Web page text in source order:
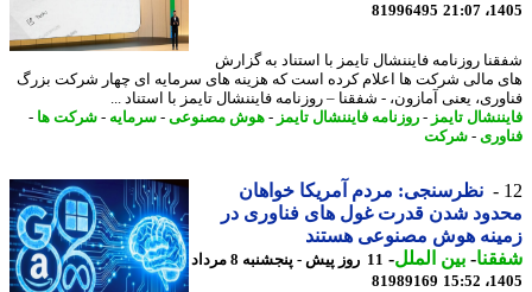
81996495
روزنامه فایننشال تایمز با استناد به گزارش
مالی شرکت ها اعلام کرده است که هزینه های سرمایه ای چهار شرکت بزرگ
یعنی آمازون، - شفقنا – روزنامه فایننشال تایمز با استناد ...
تایمز-روزنامه فایننشال تایمز-هوش مصنوعی-سرمایه -شرکت ها-
- شرکت
نظرسنجی: مردم آمریکا خواهان
شدن قدرت غول های فناوری در
هوش مصنوعی هستند
-بین الملل-
11 روز پیش - پنجشنبه 8 مرداد
81989169